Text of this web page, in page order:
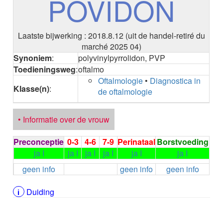
ADENOSINE
AFATINIB
AFLIBERCEPT parenteraal
AFLIBERCEPT intravitreaal
AGALSIDASE alfa
AGOMELATINE
ALBIGLUTIDE
ALBUTREPENONACOG ALFA
Stollingsfactor IX; Factor IX
ALCOHOL
ETHANOL
ALECTINIB
ALEMTUZUMAB
ALENDRONAAT/VIT D3
POVIDON
Laatste bijwerking : 2018.8.12 (uit de handel-retiré du
marché 2025 04)
Synoniem:
polyvinylpyrrolidon, PVP
Toedieningsweg:oftalmo
Klasse(n):
Oftalmologie • Diagnostica in
de oftalmologie
• Informatie over de vrouw
Preconceptie 0-3 4-6 7-9 PerinataalBorstvoeding
ja I
ja I ja I ja I ja I
ja I
geen info
geen info
geen info
Duiding